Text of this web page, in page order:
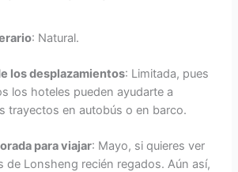
: Natural.
los desplazamientos: Limitada, pues
los hoteles pueden ayudarte a
trayectos en autobús o en barco.
para viajar: Mayo, si quieres ver
de Lonsheng recién regados. Aún así,